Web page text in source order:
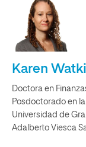
Karen
Doctora en
Posdoctorado en
Universidad de
Adalberto Viesca